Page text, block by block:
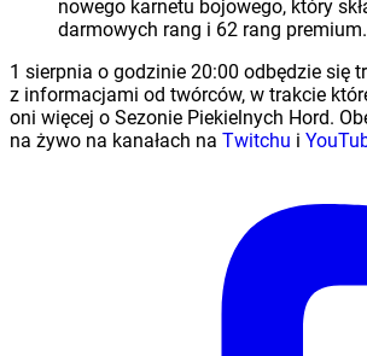
nowego karnetu bojowego, który
darmowych rang i 62 rang premium.
1 sierpnia o godzinie 20:00 odbędzie się
z informacjami od twórców, w trakcie
oni więcej o Sezonie Piekielnych Hord.
na żywo na kanałach na Twitchu i